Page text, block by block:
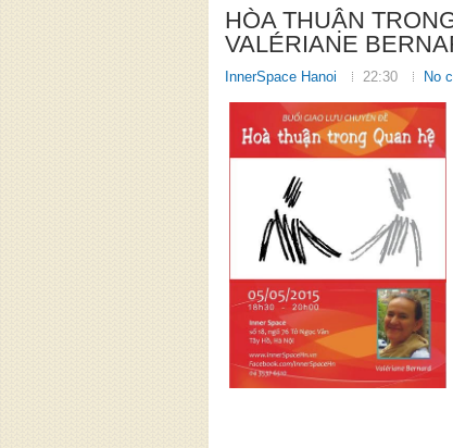
HÒA THUẬN
VALÉRIANE
InnerSpace Hanoi 22:30 No